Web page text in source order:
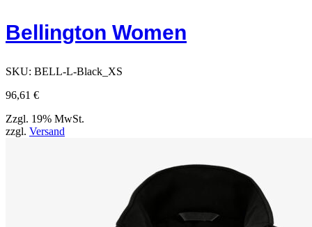
Bellington Women
SKU: BELL-L-Black_XS
96,61 €
Zzgl. 19% MwSt.
zzgl. Versand